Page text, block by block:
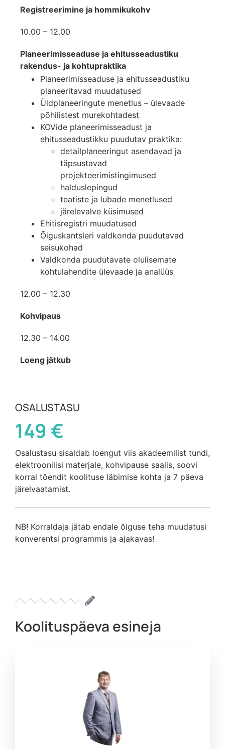
Registreerimine ja hommikukohv
10.00 – 12.00
Planeerimisseaduse ja ehitusseadustiku
rakendus- ja kohtupraktika
Planeerimisseaduse ja ehitusseadustiku
planeeritavad muudatused
Üldplaneeringute menetlus – ülevaade
põhilistest murekohtadest
KOVide planeerimisseadust ja
ehitusseadustikku puudutav praktika:
detailplaneeringut asendavad ja
täpsustavad
projekteerimistingimused
halduslepingud
teatiste ja lubade menetlused
järelevalve küsimused
Ehitisregistri muudatused
Õiguskantsleri valdkonda puudutavad
seisukohad
Valdkonda puudutavate olulisemate
kohtulahendite ülevaade ja analüüs
12.00 – 12.30
Kohvipaus
12.30 – 14.00
Loeng jätkub
OSALUSTASU
149 €
Osalustasu sisaldab loengut viis akadeemilist tundi,
elektroonilisi materjale, kohvipause saalis, soovi
korral tõendit koolituse läbimise kohta ja 7 päeva
järelvaatamist.
NB! Korraldaja jätab endale õiguse teha muudatusi
konverentsi programmis ja ajakavas!
Koolituspäeva esineja